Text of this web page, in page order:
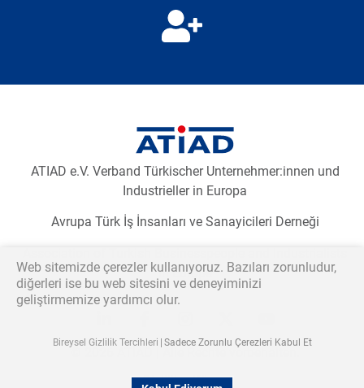
E-Bülten aboneliğini yükleyiniz
ATIAD e.V. Verband Türkischer Unternehmer:innen und
Industrieller in Europa
Avrupa Türk İş İnsanları ve Sanayicileri Derneği
in Europe
© 2026 ATİAD | Alle Rechte vorbehalten.
Gizlilik
Künye
Web sitemizde çerezler kullanıyoruz. Bazıları zorunludur,
diğerleri ise bu web sitesini ve deneyiminizi
geliştirmemize yardımcı olur.
Bireysel Gizlilik Tercihleri Sadece Zorunlu Çerezleri Kabul Et